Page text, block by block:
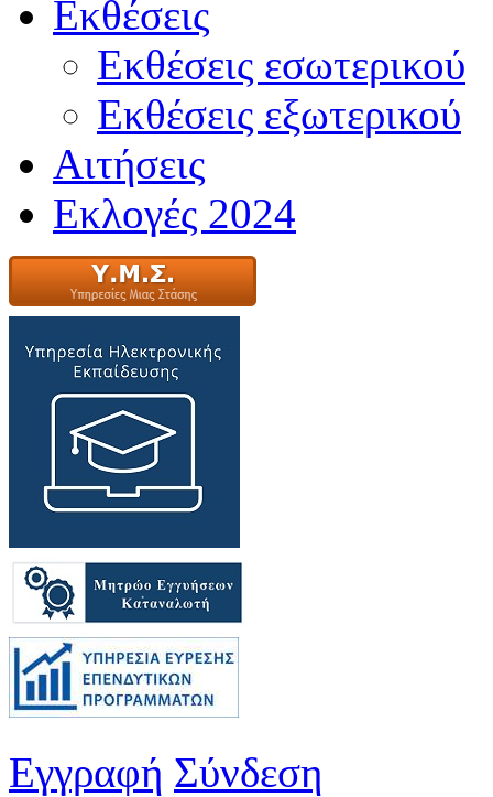
Εκθέσεις
Εκθέσεις εσωτερικού
Εκθέσεις εξωτερικού
Αιτήσεις
Εκλογές 2024
Εγγραφή Σύνδεση